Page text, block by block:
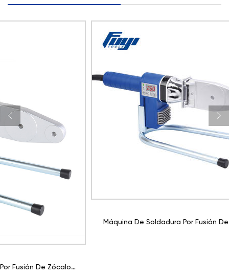
Máquina De Soldadura Por Fusión De Zócalo Digital FYD40